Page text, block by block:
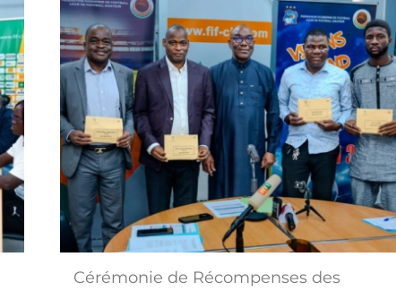
Cérémonie de Récompenses des